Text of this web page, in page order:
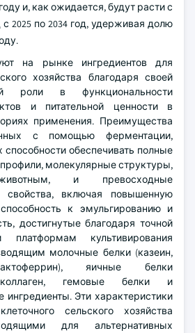
и, как ожидается, будут расти с
с 2025 по 2034 год, удерживая долю
на рынке ингредиентов для
хозяйства благодаря своей
роли в функциональности
и питательной ценности в
применения. Преимущества
с помощью ферментации,
способности обеспечивать полные
молекулярные структуры,
и превосходные
свойства, включая повышенную
к эмульгированию и
достигнутые благодаря точной
культивирования
молочные белки (казеин,
яичные белки
коллаген, гемовые белки и
ингредиенты. Эти характеристики
сельского хозяйства
для альтернативных